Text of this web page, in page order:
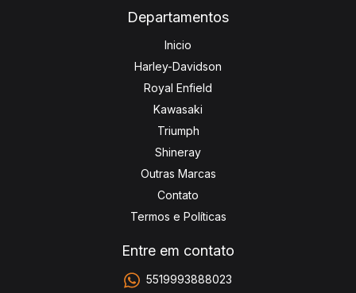
Departamentos
Inicio
Harley-Davidson
Royal Enfield
Kawasaki
Triumph
Shineray
Outras Marcas
Contato
Termos e Políticas
Entre em contato
5519993888023